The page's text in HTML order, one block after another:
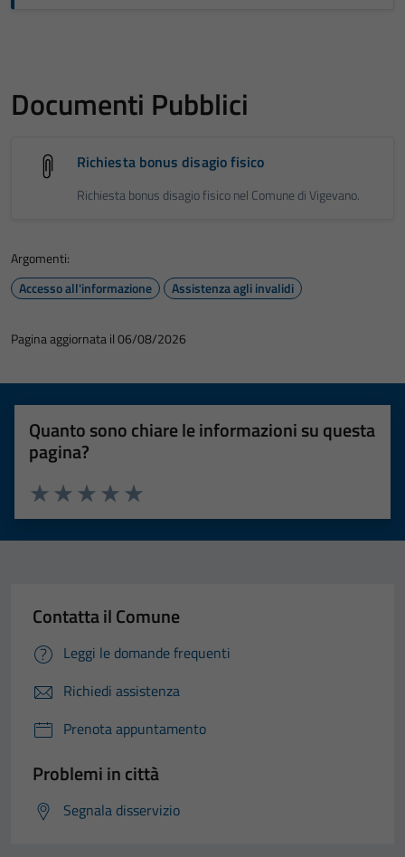
Documenti Pubblici
Richiesta bonus disagio fisico
Richiesta bonus disagio fisico nel Comune di Vigevano.
Argomenti:
Accesso all'informazione
Assistenza agli invalidi
Pagina aggiornata il 06/08/2026
Quanto sono chiare le informazioni su questa
pagina?
Valuta 5 stelle su 5
Valuta 4 stelle su 5
Valuta 3 stelle su 5
Valuta 2 stelle su 5
Valuta 1 stelle su 5
Contatta il Comune
Leggi le domande frequenti
Richiedi assistenza
Prenota appuntamento
Problemi in città
Segnala disservizio